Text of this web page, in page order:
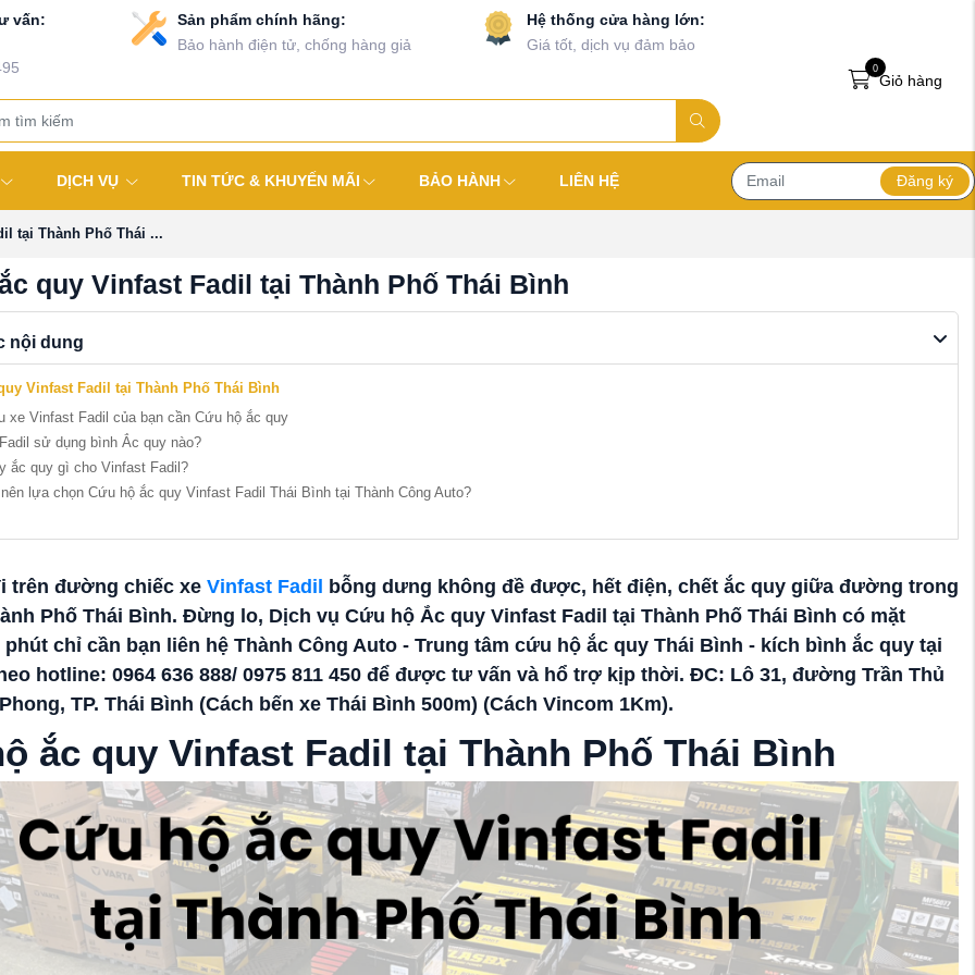
vấn:
Sản phẩm chính hãng:
Bảo hành điện tử, chống hàng giả
Hệ thống cửa hàng lớn:
Giá tốt, dịch vụ đảm bảo
Giỏ hàng
0
DỊCH VỤ TIN TỨC & KHUYẾN MÃI BẢO HÀNH LIÊN HỆ Đăng ký
tại Thành Phố Thái ...
quy Vinfast Fadil tại Thành Phố Thái Bình
nội dung
Vinfast Fadil tại Thành Phố Thái Bình
xe Vinfast Fadil của bạn cần Cứu hộ ắc quy
sử dụng bình Ắc quy nào?
ắc quy gì cho Vinfast Fadil?
lựa chọn Cứu hộ ắc quy Vinfast Fadil Thái Bình tại Thành Công Auto?
trên đường chiếc xe Vinfast Fadil
bỗng dưng không đề được, hết điện, chết ắc quy giữa đường trong
Phố Thái Bình. Đừng lo, Dịch vụ Cứu hộ Ắc quy Vinfast Fadil tại Thành Phố Thái Bình có mặt
phút chỉ cần bạn liên hệ Thành Công Auto - Trung tâm cứu hộ ắc quy Thái Bình - kích bình ắc quy tại
hotline: 0964 636 888/ 0975 811 450 để được tư vấn và hổ trợ kịp thời. ĐC: Lô 31, đường Trần Thủ
TP. Thái Bình (Cách bến xe Thái Bình 500m) (Cách Vincom 1Km).
ắc quy Vinfast Fadil tại Thành Phố Thái Bình